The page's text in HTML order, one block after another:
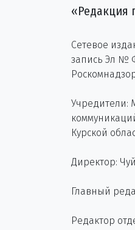
«Редакция
Сетевое
запись Эл №
Учредители:
Курской
Директор:
Главный
Редактор